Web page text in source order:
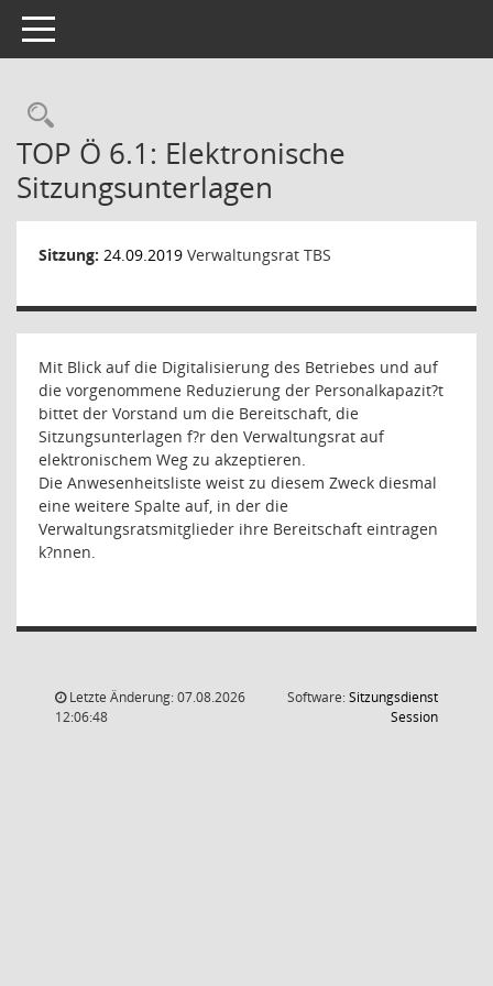
Toggle navigation
Rechercheauswahl
TOP Ö 6.1: Elektronische
Sitzungsunterlagen
Sitzung: 24.09.2019 Verwaltungsrat TBS
Mit Blick auf die Digitalisierung des Betriebes und auf
die vorgenommene Reduzierung der Personalkapazit?t
bittet der Vorstand um die Bereitschaft, die
Sitzungsunterlagen f?r den Verwaltungsrat auf
elektronischem Weg zu akzeptieren.
Die Anwesenheitsliste weist zu diesem Zweck diesmal
eine weitere Spalte auf, in der die
Verwaltungsratsmitglieder ihre Bereitschaft eintragen
k?nnen.
Letzte Änderung: 07.08.2026
12:06:48
Software:Sitzungsdienst
Session(Wird in